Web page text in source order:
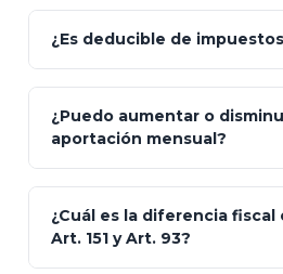
GNP (Proyecta)
Seguros
Skandia (Crea)
MetLife (MetaLife)
¿Es deducible de
¿Puedo aumentar o
aportación mensual?
¿Cuál es la diferencia fiscal
Art. 151 y Art. 93?